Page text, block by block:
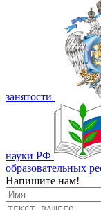
занятости
науки РФ
образовательных
Напишите нам!